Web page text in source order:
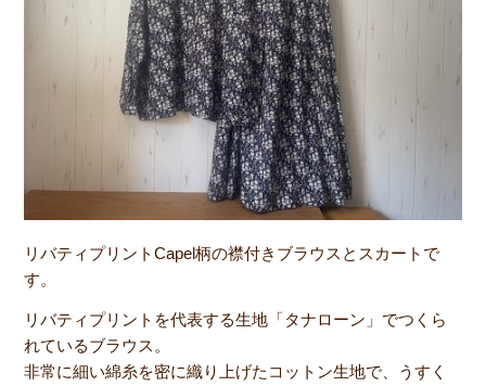
リバティプリントCapel柄の襟付きブラウスとスカートで
す。
リバティプリントを代表する生地「タナローン」でつくら
れているブラウス。
非常に細い綿糸を密に織り上げたコットン生地で、うすく